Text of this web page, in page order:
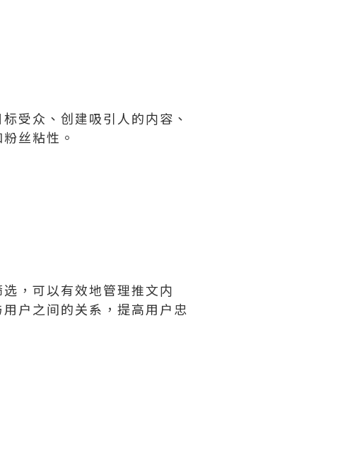
受众、创建吸引人的内容、
丝粘性。
，可以有效地管理推文内
户之间的关系，提高用户忠